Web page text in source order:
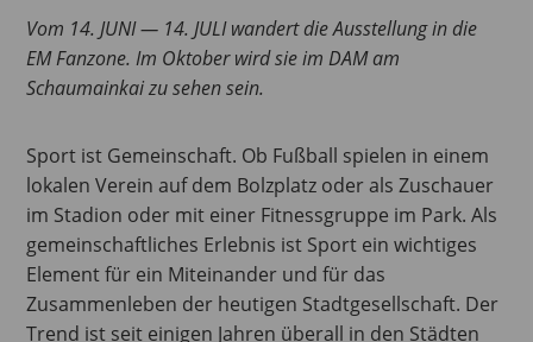
Vom 14. JUNI — 14. JULI wandert die Ausstellung in die
EM Fanzone. Im Oktober wird sie im DAM am
Schaumainkai zu sehen sein.
Sport ist Gemeinschaft. Ob Fußball spielen in einem
lokalen Verein auf dem Bolzplatz oder als Zuschauer
im Stadion oder mit einer Fitnessgruppe im Park. Als
gemeinschaftliches Erlebnis ist Sport ein wichtiges
Element für ein Miteinander und für das
Zusammenleben der heutigen Stadtgesellschaft. Der
Trend ist seit einigen Jahren überall in den Städten